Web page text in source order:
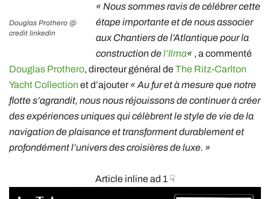
Douglas Prothero @
credit linkedin
« Nous sommes ravis de célébrer cette
étape importante et de nous associer
aux Chantiers de l’Atlantique pour la
construction del’Ilma« , a commenté
Douglas Prothero, directeur général deThe Ritz-Carlton
Yacht Collection et d’ajouter « Au fur et à mesure que notre
flotte s’agrandit, nous nous réjouissons de continuer à créer
des expériences uniques qui célèbrent le style de vie de la
navigation de plaisance et transforment durablement et
profondément l’univers des croisières de luxe. »
Article inline ad 1 ☟